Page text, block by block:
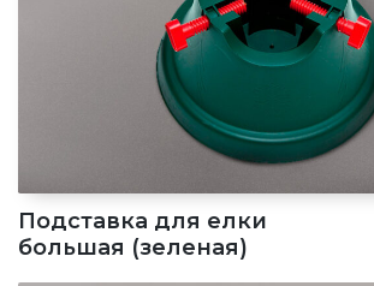
Подставка для елки
большая (зеленая)